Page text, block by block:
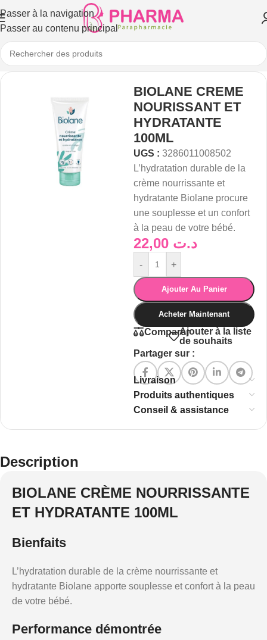
Passer à la navigation
Passer au contenu principal
BIOLANE CREME
NOURISSANT ET
HYDRATANTE
100ML
UGS : 3286011008502
L’hydratation durable de la
crème nourrissante et
hydratante Biolane procure
une souplesse et un confort
à la peau de votre bébé.
د.ت
- +
Ajouter Au Panier
Acheter Maintenant
ComparerAjouter à la liste
de souhaits
Partager sur :
Livraison
Produits authentiques
Conseil & assistance
Description
BIOLANE CRÈME NOURRISSANTE
ET HYDRATANTE 100ML
Bienfaits
L’hydratation durable de la crème nourrissante et
hydratante Biolane apporte souplesse et confort à la peau
de votre bébé.
Performance démontrée